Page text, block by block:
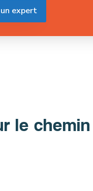
expert
le chemin